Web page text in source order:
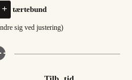
+ tærtebund
sig ved justering)